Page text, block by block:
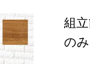
組
の